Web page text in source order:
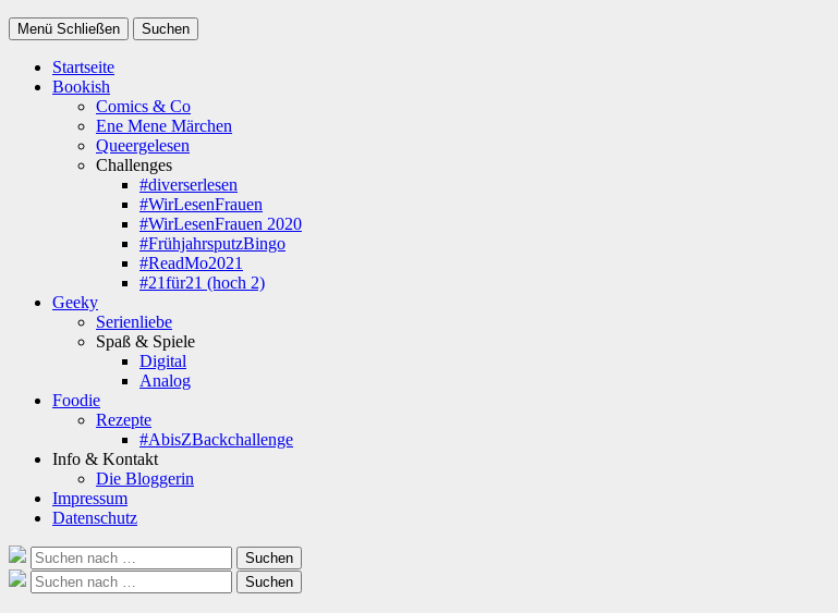
Menü Schließen Suchen
Startseite
Bookish
Comics & Co
Ene Mene Märchen
Queergelesen
Challenges
#diverserlesen
#WirLesenFrauen
#WirLesenFrauen 2020
#FrühjahrsputzBingo
#ReadMo2021
#21für21 (hoch 2)
Geeky
Serienliebe
Spaß & Spiele
Digital
Analog
Foodie
Rezepte
#AbisZBackchallenge
Info & Kontakt
Die Bloggerin
Impressum
Datenschutz
Suche
nach:
Suchen
Suche
nach:
Suchen